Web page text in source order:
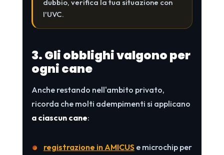
dubbio, verifica la tua situazione con
l'UVC.
3. Gli obblighi valgono per
ogni cane
Anche restando nell'ambito privato,
ricorda che molti adempimenti si applicano
a ciascun cane:
registrazione in AMICUS e microchip per